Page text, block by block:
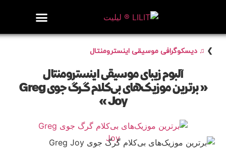
❯ ♫ دیسکوگرافی موسیقی اینسترومنتال
آلبوم زیبای موسیقی اینسترومنتال
« برترین موزیک‌های بی‌کلام گرگ جوی Greg
Joy »